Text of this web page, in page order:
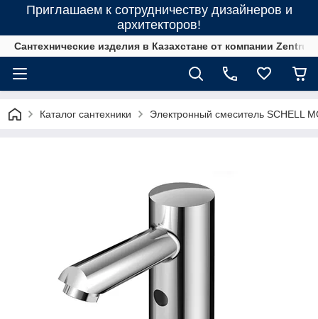
Приглашаем к сотрудничеству дизайнеров и
архитекторов!
Сантехнические изделия в Казахстане от компании Zentrum
Каталог сантехники Электронный смеситель SCHELL